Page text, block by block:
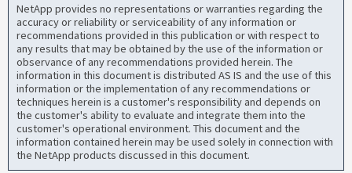
NetApp provides no representations or warranties regarding the
accuracy or reliability or serviceability of any information or
recommendations provided in this publication or with respect to
any results that may be obtained by the use of the information or
observance of any recommendations provided herein. The
information in this document is distributed AS IS and the use of this
information or the implementation of any recommendations or
techniques herein is a customer's responsibility and depends on
the customer's ability to evaluate and integrate them into the
customer's operational environment. This document and the
information contained herein may be used solely in connection with
the NetApp products discussed in this document.